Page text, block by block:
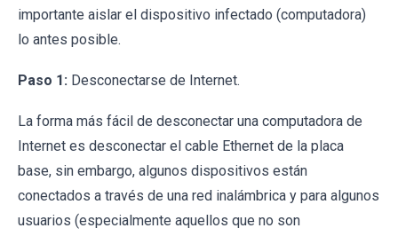
importante aislar el dispositivo infectado (computadora)
lo antes posible.
Paso 1: Desconectarse de Internet.
La forma más fácil de desconectar una computadora de
Internet es desconectar el cable Ethernet de la placa
base, sin embargo, algunos dispositivos están
conectados a través de una red inalámbrica y para algunos
usuarios (especialmente aquellos que no son